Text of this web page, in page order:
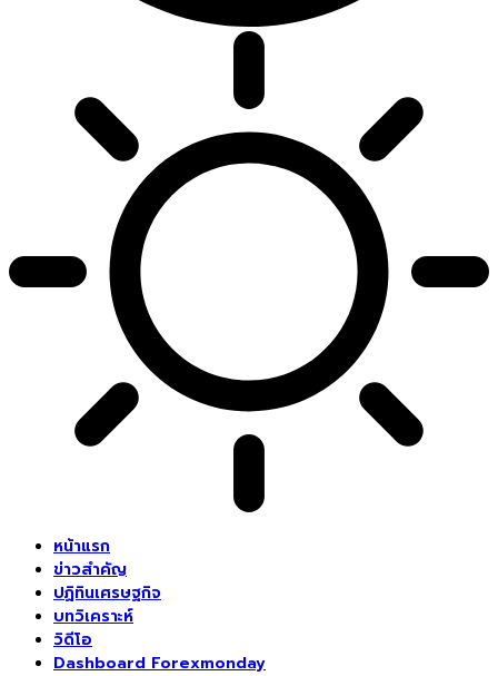
หน้าแรก
ข่าวสำคัญ
ปฏิทินเศรษฐกิจ
บทวิเคราะห์
วิดีโอ
Dashboard Forexmonday